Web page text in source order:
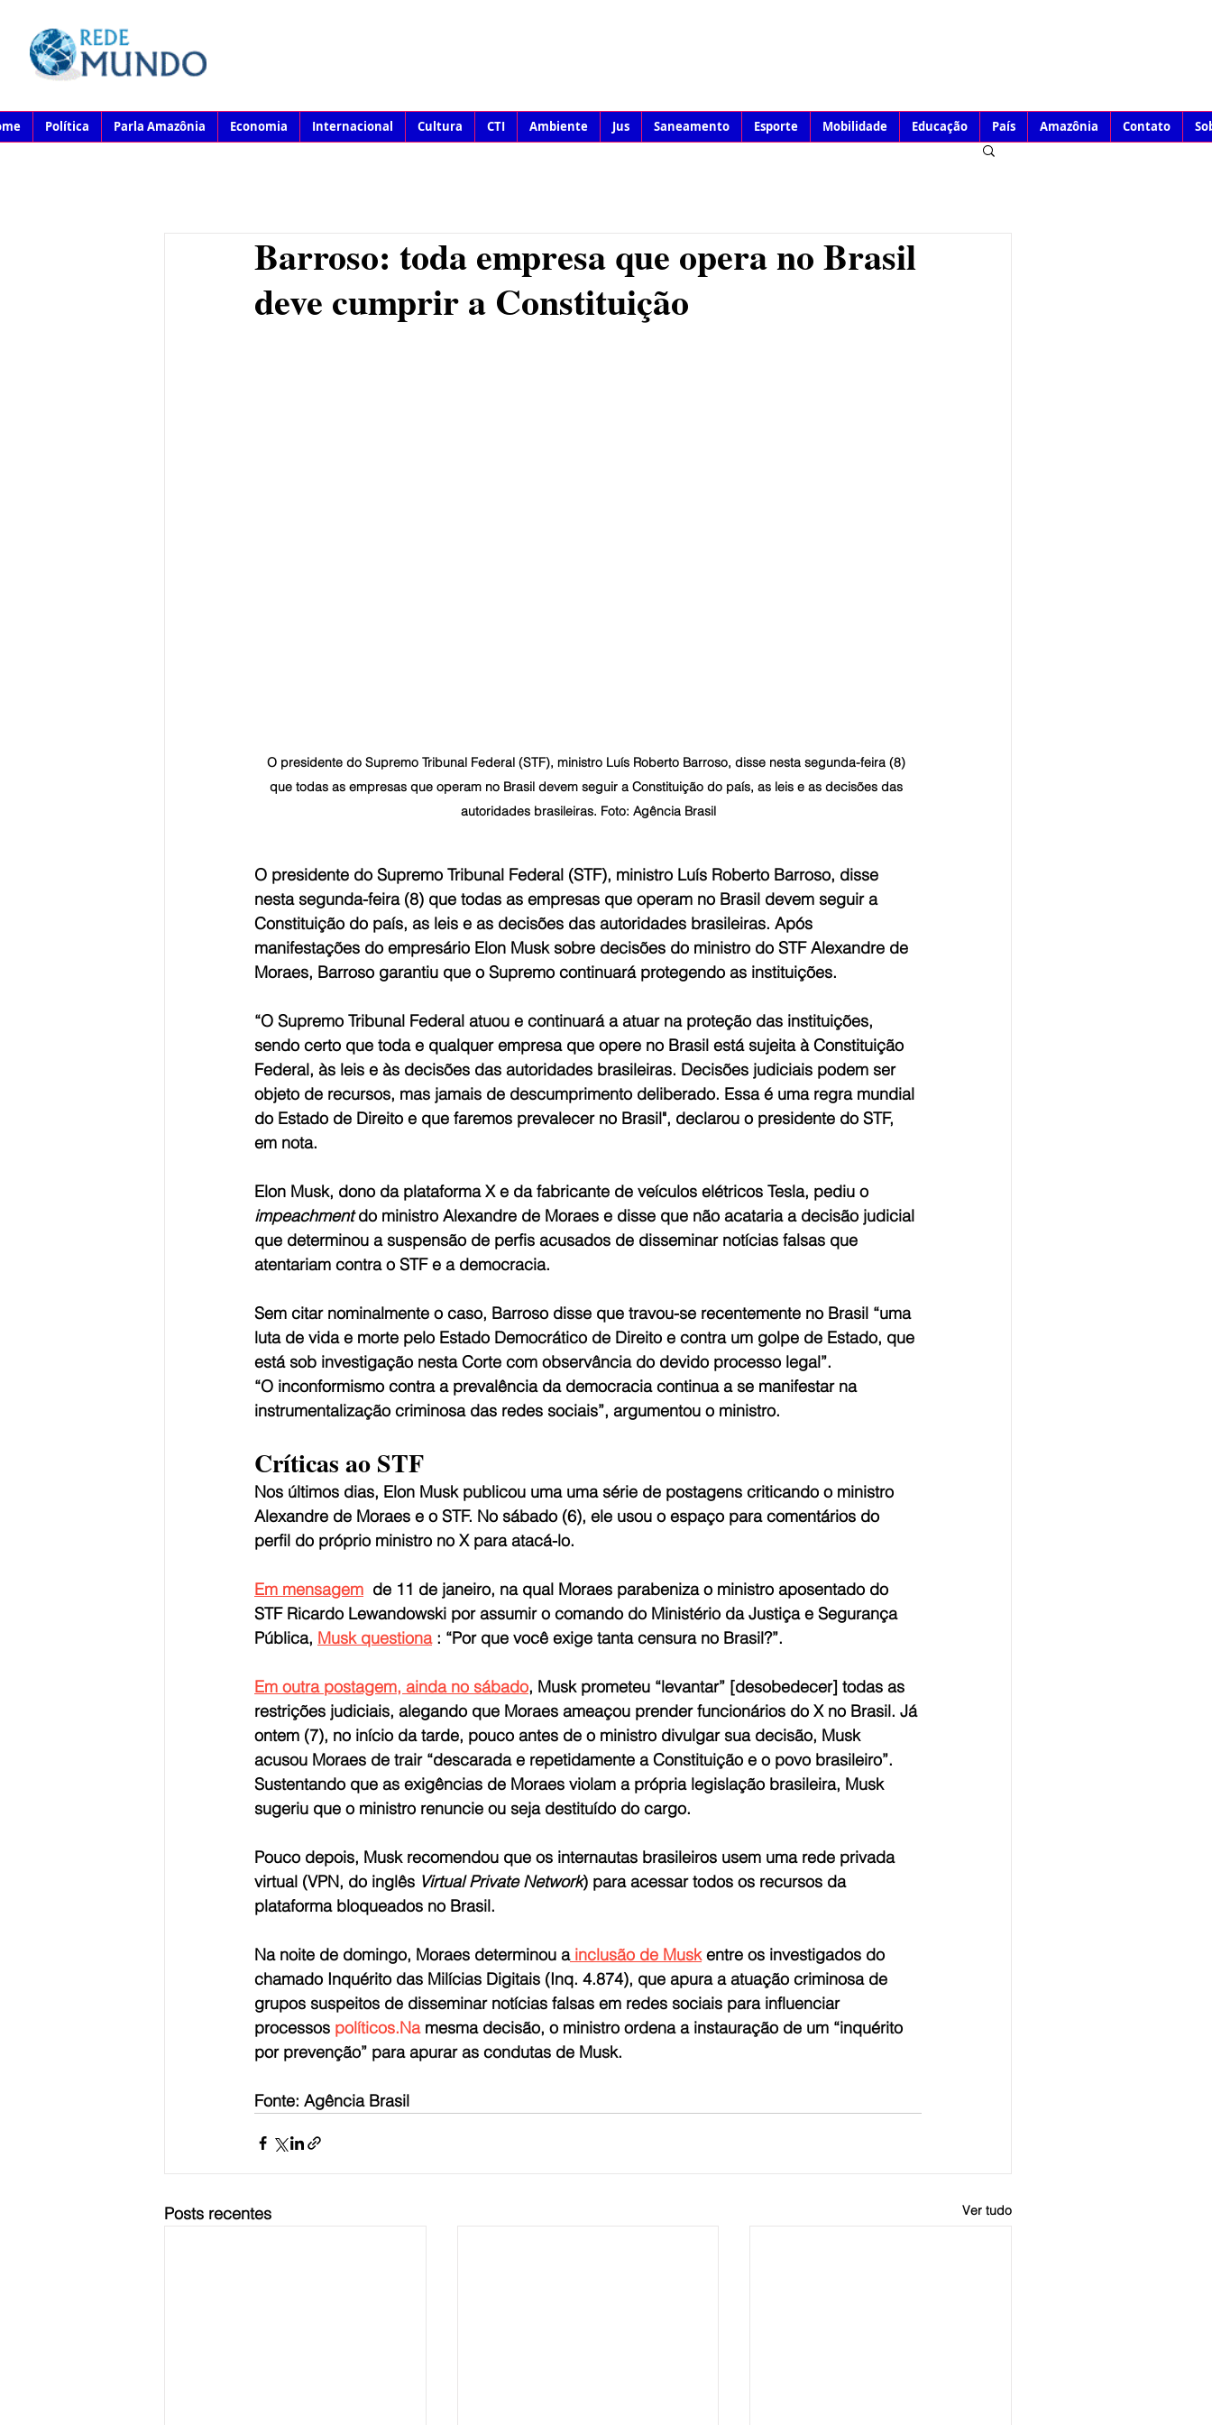
Política Parla Amazônia Economia Internacional Cultura CTI Ambiente Jus Saneamento Esporte Mobilidade Educação País Amazônia Contato
Barroso: toda empresa que opera no Brasil
deve cumprir a Constituição
O presidente do Supremo Tribunal Federal (STF), ministro Luís Roberto Barroso, disse nesta segunda-feira (8)
que todas as empresas que operam no Brasil devem seguir a Constituição do país, as leis e as decisões das
autoridades brasileiras. Foto: Agência Brasil
O presidente do Supremo Tribunal Federal (STF), ministro Luís Roberto Barroso, disse
nesta segunda-feira (8) que todas as empresas que operam no Brasil devem seguir a
Constituição do país, as leis e as decisões das autoridades brasileiras. Após
manifestações do empresário Elon Musk sobre decisões do ministro do STF Alexandre de
Moraes, Barroso garantiu que o Supremo continuará protegendo as instituições.
“O Supremo Tribunal Federal atuou e continuará a atuar na proteção das instituições,
sendo certo que toda e qualquer empresa que opere no Brasil está sujeita à Constituição
Federal, às leis e às decisões das autoridades brasileiras. Decisões judiciais podem ser
objeto de recursos, mas jamais de descumprimento deliberado. Essa é uma regra mundial
do Estado de Direito e que faremos prevalecer no Brasil", declarou o presidente do STF,
em nota.
Elon Musk, dono da plataforma X e da fabricante de veículos elétricos Tesla, pediu o
impeachment do ministro Alexandre de Moraes e disse que não acataria a decisão judicial
que determinou a suspensão de perfis acusados de disseminar notícias falsas que
atentariam contra o STF e a democracia.
Sem citar nominalmente o caso, Barroso disse que travou-se recentemente no Brasil “uma
luta de vida e morte pelo Estado Democrático de Direito e contra um golpe de Estado, que
está sob investigação nesta Corte com observância do devido processo legal”.
“O inconformismo contra a prevalência da democracia continua a se manifestar na
instrumentalização criminosa das redes sociais”, argumentou o ministro.
Críticas ao STF
Nos últimos dias, Elon Musk publicou uma uma série de postagens criticando o ministro
Alexandre de Moraes e o STF. No sábado (6), ele usou o espaço para comentários do
perfil do próprio ministro no X para atacá-lo.
Em mensagem de 11 de janeiro, na qual Moraes parabeniza o ministro aposentado do
STF Ricardo Lewandowski por assumir o comando do Ministério da Justiça e Segurança
Pública, Musk questiona : “Por que você exige tanta censura no Brasil?”.
Em outra postagem, ainda no sábado, Musk prometeu “levantar” [desobedecer] todas as
restrições judiciais, alegando que Moraes ameaçou prender funcionários do X no Brasil. Já
ontem (7), no início da tarde, pouco antes de o ministro divulgar sua decisão, Musk
acusou Moraes de trair “descarada e repetidamente a Constituição e o povo brasileiro”.
Sustentando que as exigências de Moraes violam a própria legislação brasileira, Musk
sugeriu que o ministro renuncie ou seja destituído do cargo.
Pouco depois, Musk recomendou que os internautas brasileiros usem uma rede privada
virtual (VPN, do inglês Virtual Private Network) para acessar todos os recursos da
plataforma bloqueados no Brasil.
Na noite de domingo, Moraes determinou a inclusão de Musk entre os investigados do
chamado Inquérito das Milícias Digitais (Inq. 4.874), que apura a atuação criminosa de
grupos suspeitos de disseminar notícias falsas em redes sociais para influenciar
processos políticos.Na mesma decisão, o ministro ordena a instauração de um “inquérito
por prevenção” para apurar as condutas de Musk.
Fonte: Agência Brasil
Posts recentes Ver tudo